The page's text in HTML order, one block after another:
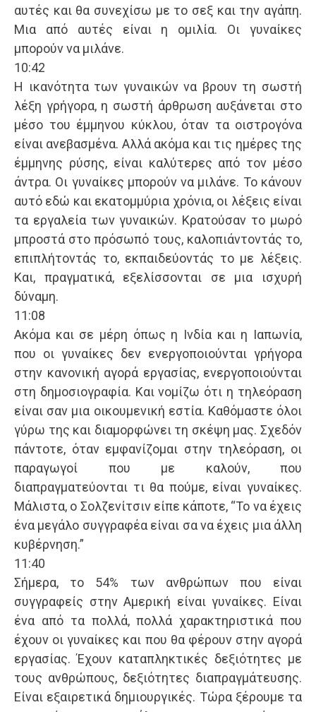
αυτές και θα συνεχίσω με το σεξ και την αγάπη.
Μια από αυτές είναι η ομιλία. Οι γυναίκες
μπορούν να μιλάνε.
10:42
Η ικανότητα των γυναικών να βρουν τη σωστή
λέξη γρήγορα, η σωστή άρθρωση αυξάνεται στο
μέσο του έμμηνου κύκλου, όταν τα οιστρογόνα
είναι ανεβασμένα. Αλλά ακόμα και τις ημέρες της
έμμηνης ρύσης, είναι καλύτερες από τον μέσο
άντρα. Οι γυναίκες μπορούν να μιλάνε. Το κάνουν
αυτό εδώ και εκατομμύρια χρόνια, οι λέξεις είναι
τα εργαλεία των γυναικών. Κρατούσαν το μωρό
μπροστά στο πρόσωπό τους, καλοπιάντοντάς το,
επιπλήτοντάς το, εκπαιδεύοντάς το με λέξεις.
Και, πραγματικά, εξελίσσονται σε μια ισχυρή
δύναμη.
11:08
Ακόμα και σε μέρη όπως η Ινδία και η Ιαπωνία,
που οι γυναίκες δεν ενεργοποιούνται γρήγορα
στην κανονική αγορά εργασίας, ενεργοποιούνται
στη δημοσιογραφία. Και νομίζω ότι η τηλεόραση
είναι σαν μια οικουμενική εστία. Καθόμαστε όλοι
γύρω της και διαμορφώνει τη σκέψη μας. Σχεδόν
πάντοτε, όταν εμφανίζομαι στην τηλεόραση, οι
παραγωγοί που με καλούν, που
διαπραγματεύονται τι θα πούμε, είναι γυναίκες.
Μάλιστα, ο Σολζενίτσιν είπε κάποτε, “Το να έχεις
ένα μεγάλο συγγραφέα είναι σα να έχεις μια άλλη
κυβέρνηση.”
11:40
Σήμερα, το 54% των ανθρώπων που είναι
συγγραφείς στην Αμερική είναι γυναίκες. Είναι
ένα από τα πολλά, πολλά χαρακτηριστικά που
έχουν οι γυναίκες και που θα φέρουν στην αγορά
εργασίας. Έχουν καταπληκτικές δεξιότητες με
τους ανθρώπους, δεξιότητες διαπραγμάτευσης.
Είναι εξαιρετικά δημιουργικές. Τώρα ξέρουμε τα